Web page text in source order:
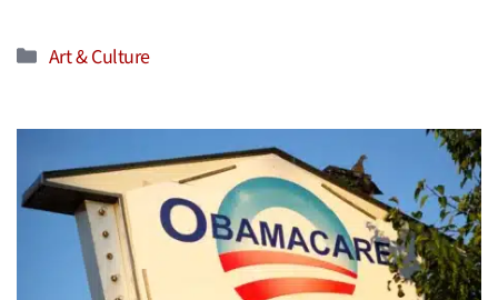
Catégories
Art & Culture